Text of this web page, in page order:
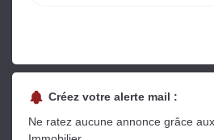
Créez votre alerte mail :
Ne ratez aucune annonce grâce